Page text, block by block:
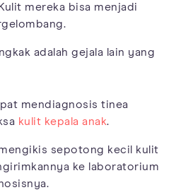
mereka bisa menjadi
adalah gejala lain yang
mendiagnosis tinea
kulit kepala anak.
sepotong kecil kulit
ke laboratorium